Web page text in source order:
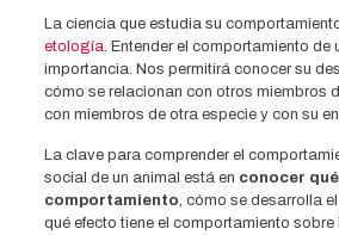
La ciencia que estudia su
etología. Entender el comportamiento de
importancia. Nos permitirá conocer su
cómo se relacionan con otros miembros
con miembros de otra especie y con su
La clave para comprender el
social de un animal está en conocer qué
comportamiento, cómo se desarrolla
qué efecto tiene el comportamiento